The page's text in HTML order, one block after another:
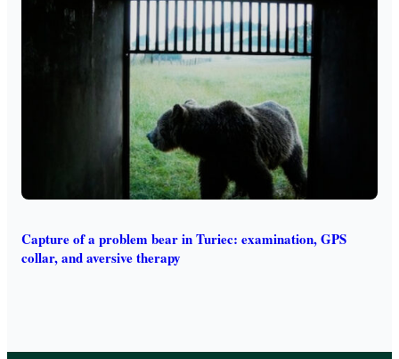
Capture of a problem bear in Turiec: examination, GPS
collar, and aversive therapy